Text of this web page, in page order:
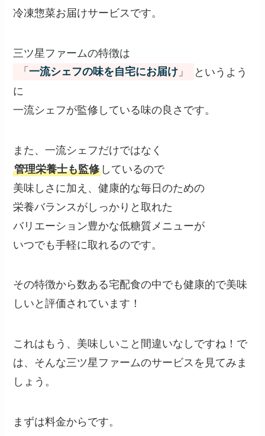
冷凍惣菜お届けサービスです。
三ツ星ファームの特徴は
「一流シェフの味を自宅にお届け 」
というよう
に
一流シェフが監修している味の良さです。
また、一流シェフだけではなく
管理栄養士も監修 しているので
美味しさに加え、健康的な毎日のための
栄養バランスがしっかりと取れた
バリエーション豊かな低糖質メニューが
いつでも手軽に取れるのです。
その特徴から数ある宅配食の中でも健康的で美味
しいと評価されています！
これはもう、美味しいこと間違いなしですね！で
は、そんな三ツ星ファームのサービスを見てみま
しょう。
まずは料金からです。